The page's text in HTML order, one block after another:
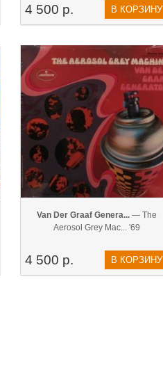
4 500 р. В КОРЗИНУ
Van Der Graaf Genera... — The
Aerosol Grey Mac... '69
4 500 р. В КОРЗИНУ